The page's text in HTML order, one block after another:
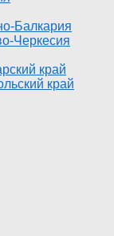
Балкария
Черкесия
край
край